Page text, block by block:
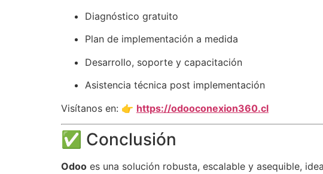
Diagnóstico gratuito
Plan de implementación a medida
Desarrollo, soporte y capacitación
Asistencia técnica post implementación
Visítanos en: 👉 https://odooconexion360.cl
✅ Conclusión
Odoo es una solución robusta, escalable y asequible,